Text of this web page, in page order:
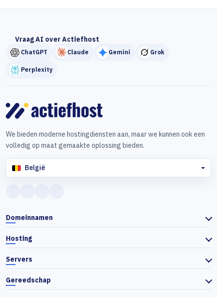
Vraag AI over Actiefhost
ChatGPT Claude Gemini Grok
Perplexity
We bieden moderne hostingdiensten aan, maar we kunnen ook een
volledig op maat gemaakte oplossing bieden.
België
Domeinnamen
Hosting
Servers
Gereedschap